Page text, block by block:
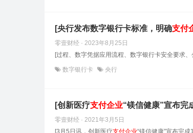
[央行发布数字银行卡标准，明确支付
零壹财经 · 2023年8月25日
[过程、数字凭据应用流程、数字银行卡安全要求
数字银行卡 央行
[创新医疗支付企业“镁信健康”宣布完
零壹财经 · 2021年3月5日
[3月5日讯，创新医疗支付企业“镁信健康”宣布完